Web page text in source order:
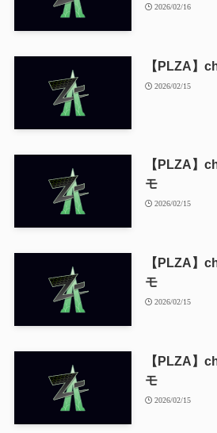
2026/02/16
【PLZA】
2026/02/15
【PLZA】
モ
2026/02/15
【PLZA】
モ
2026/02/15
【PLZA】
モ
2026/02/15